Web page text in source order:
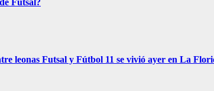
Futsal?
leonas Futsal y Fútbol 11 se vivió ayer en La